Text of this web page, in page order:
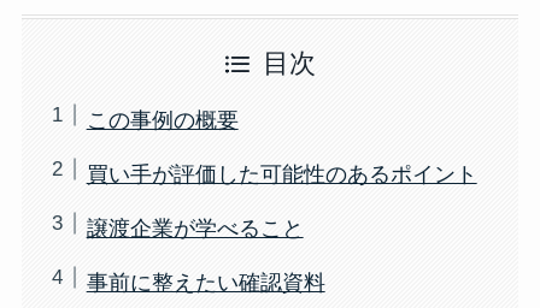
目次
この事例の概要
買い手が評価した可能性のあるポイント
譲渡企業が学べること
事前に整えたい確認資料